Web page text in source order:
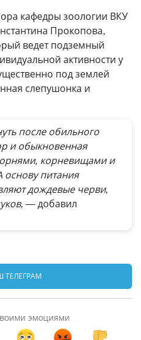
кафедры зоологии ВКУ
Прокопова,
ведет подземный
активности у
под землей
слепушонка и
после обильного
и обыкновенная
корневищами и
основу питания
дождевые черви,
—добавил
ТЕЛЕГРАМ
эмоциями